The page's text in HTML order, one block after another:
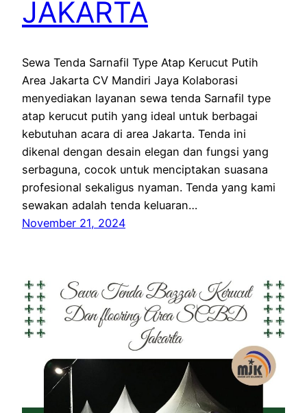
JAKARTA
Sewa Tenda Sarnafil Type Atap Kerucut Putih
Area Jakarta CV Mandiri Jaya Kolaborasi
menyediakan layanan sewa tenda Sarnafil type
atap kerucut putih yang ideal untuk berbagai
kebutuhan acara di area Jakarta. Tenda ini
dikenal dengan desain elegan dan fungsi yang
serbaguna, cocok untuk menciptakan suasana
profesional sekaligus nyaman. Tenda yang kami
sewakan adalah tenda keluaran…
November 21, 2024